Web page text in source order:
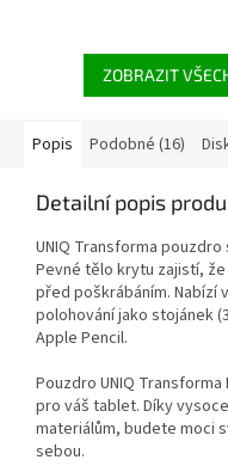
ZOBRAZIT
Popis Podobné (16)
Detailní popis
UNIQ Transforma
Pevné tělo krytu zajistí,
před poškrábáním.
polohování jako stojánek
Apple Pencil.
Pouzdro UNIQ
pro váš tablet. Díky
materiálům, budete moci
sebou.